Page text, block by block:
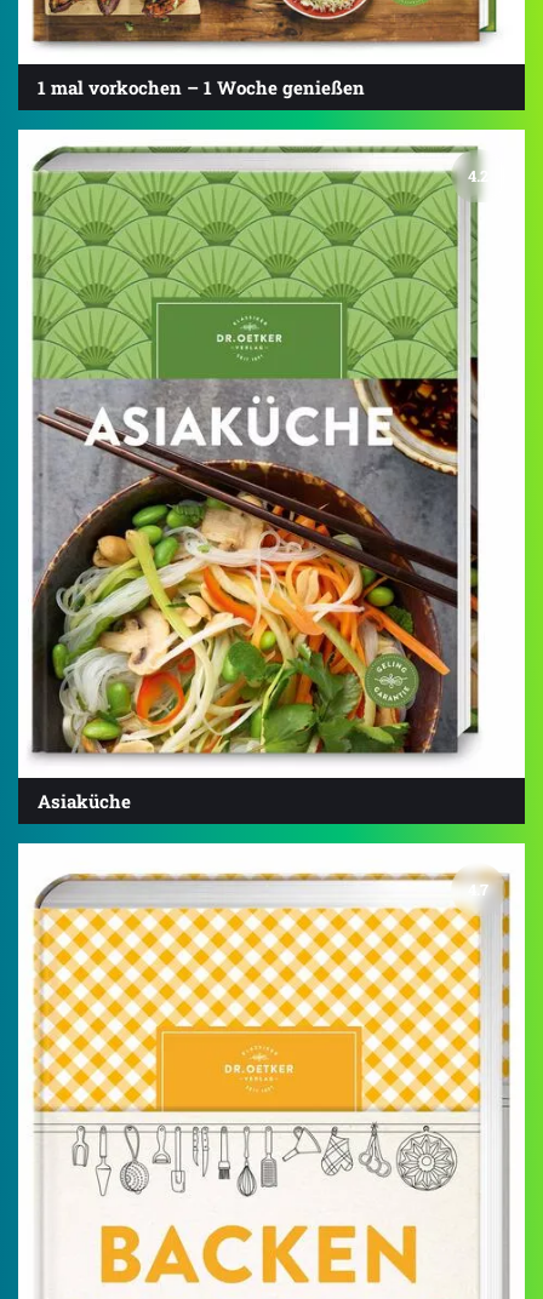
1 mal vorkochen – 1 Woche genießen
4.2
Asiaküche
4.7